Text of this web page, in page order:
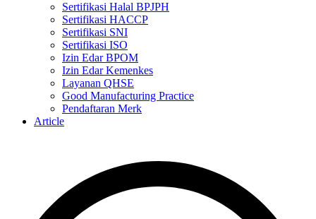
Sertifikasi Halal BPJPH
Sertifikasi HACCP
Sertifikasi SNI
Sertifikasi ISO
Izin Edar BPOM
Izin Edar Kemenkes
Layanan QHSE
Good Manufacturing Practice
Pendaftaran Merk
Article